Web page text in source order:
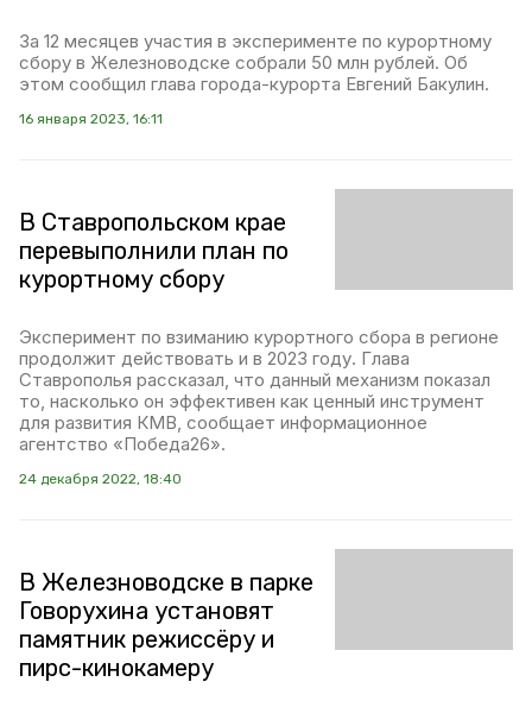
За 12 месяцев участия в эксперименте по курортному
сбору в Железноводске собрали 50 млн рублей. Об
этом сообщил глава города-курорта Евгений Бакулин.
16 января 2023, 16:11
В Ставропольском крае
перевыполнили план по
курортному сбору
Эксперимент по взиманию курортного сбора в регионе
продолжит действовать и в 2023 году. Глава
Ставрополья рассказал, что данный механизм показал
то, насколько он эффективен как ценный инструмент
для развития КМВ, сообщает информационное
агентство «Победа26».
24 декабря 2022, 18:40
В Железноводске в парке
Говорухина установят
памятник режиссёру и
пирс-кинокамеру